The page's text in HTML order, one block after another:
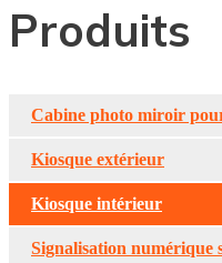
Produits
Cabine photo miroir
Kiosque extérieur
Kiosque intérieur
Signalisation numérique